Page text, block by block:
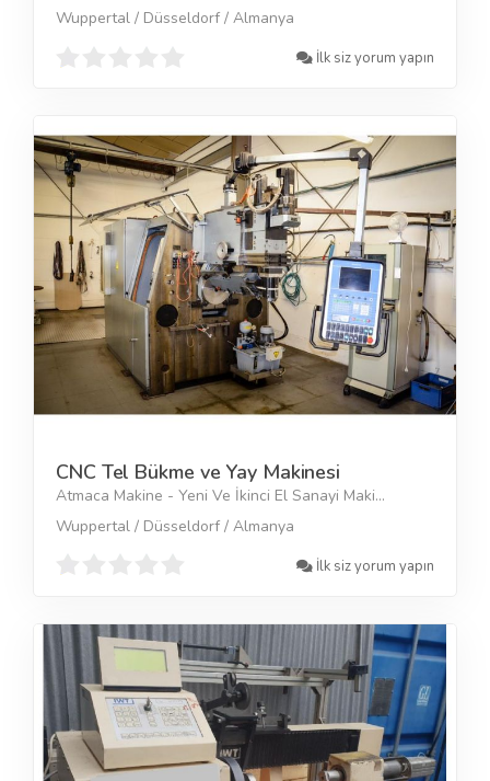
Wuppertal / Düsseldorf / Almanya
İlk siz yorum yapın
CNC Tel Bükme ve Yay Makinesi
Atmaca Makine - Yeni Ve İkinci El Sanayi Maki...
Wuppertal / Düsseldorf / Almanya
İlk siz yorum yapın